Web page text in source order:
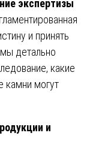
экспертизы
и принять
детально
какие
камни могут
и